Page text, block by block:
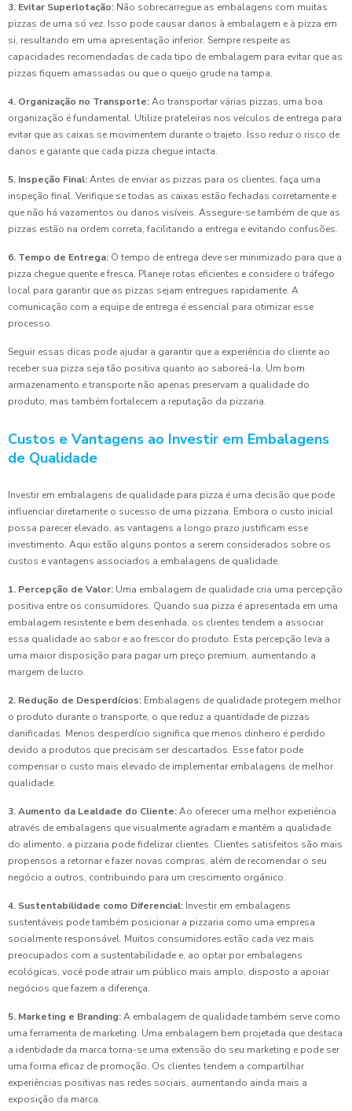
3. Evitar Superlotação: Não sobrecarregue as embalagens com muitas
pizzas de uma só vez. Isso pode causar danos à embalagem e à pizza em
si, resultando em uma apresentação inferior. Sempre respeite as
capacidades recomendadas de cada tipo de embalagem para evitar que as
pizzas fiquem amassadas ou que o queijo grude na tampa.
4. Organização no Transporte:Ao transportar várias pizzas, uma boa
organização é fundamental. Utilize prateleiras nos veículos de entrega para
evitar que as caixas se movimentem durante o trajeto. Isso reduz o risco de
danos e garante que cada pizza chegue intacta.
5. Inspeção Final:Antes de enviar as pizzas para os clientes, faça uma
inspeção final. Verifique se todas as caixas estão fechadas corretamente e
que não há vazamentos ou danos visíveis. Assegure-se também de que as
pizzas estão na ordem correta, facilitando a entrega e evitando confusões.
6. Tempo de Entrega: O tempo de entrega deve ser minimizado para que a
pizza chegue quente e fresca. Planeje rotas eficientes e considere o tráfego
local para garantir que as pizzas sejam entregues rapidamente. A
comunicação com a equipe de entrega é essencial para otimizar esse
processo.
Seguir essas dicas pode ajudar a garantir que a experiência do cliente ao
receber sua pizza seja tão positiva quanto ao saboreá-la. Um bom
armazenamento e transporte não apenas preservam a qualidade do
produto, mas também fortalecem a reputação da pizzaria.
Custos e Vantagens ao Investir em Embalagens
de Qualidade
Investir em embalagens de qualidade para pizza é uma decisão que pode
influenciar diretamente o sucesso de uma pizzaria. Embora o custo inicial
possa parecer elevado, as vantagens a longo prazo justificam esse
investimento. Aqui estão alguns pontos a serem considerados sobre os
custos e vantagens associados a embalagens de qualidade.
1. Percepção de Valor: Uma embalagem de qualidade cria uma percepção
positiva entre os consumidores. Quando sua pizza é apresentada em uma
embalagem resistente e bem desenhada, os clientes tendem a associar
essa qualidade ao sabor e ao frescor do produto. Esta percepção leva a
uma maior disposição para pagar um preço premium, aumentando a
margem de lucro.
2. Redução de Desperdícios: Embalagens de qualidade protegem melhor
o produto durante o transporte, o que reduz a quantidade de pizzas
danificadas. Menos desperdício significa que menos dinheiro é perdido
devido a produtos que precisam ser descartados. Esse fator pode
compensar o custo mais elevado de implementar embalagens de melhor
qualidade.
3. Aumento da Lealdade do Cliente:Ao oferecer uma melhor experiência
através de embalagens que visualmente agradam e mantêm a qualidade
do alimento, a pizzaria pode fidelizar clientes. Clientes satisfeitos são mais
propensos a retornar e fazer novas compras, além de recomendar o seu
negócio a outros, contribuindo para um crescimento orgânico.
4. Sustentabilidade como Diferencial: Investir em embalagens
sustentáveis pode também posicionar a pizzaria como uma empresa
socialmente responsável. Muitos consumidores estão cada vez mais
preocupados com a sustentabilidade e, ao optar por embalagens
ecológicas, você pode atrair um público mais amplo, disposto a apoiar
negócios que fazem a diferença.
5. Marketing e Branding:A embalagem de qualidade também serve como
uma ferramenta de marketing. Uma embalagem bem projetada que destaca
a identidade da marca torna-se uma extensão do seu marketing e pode ser
uma forma eficaz de promoção. Os clientes tendem a compartilhar
experiências positivas nas redes sociais, aumentando ainda mais a
exposição da marca.